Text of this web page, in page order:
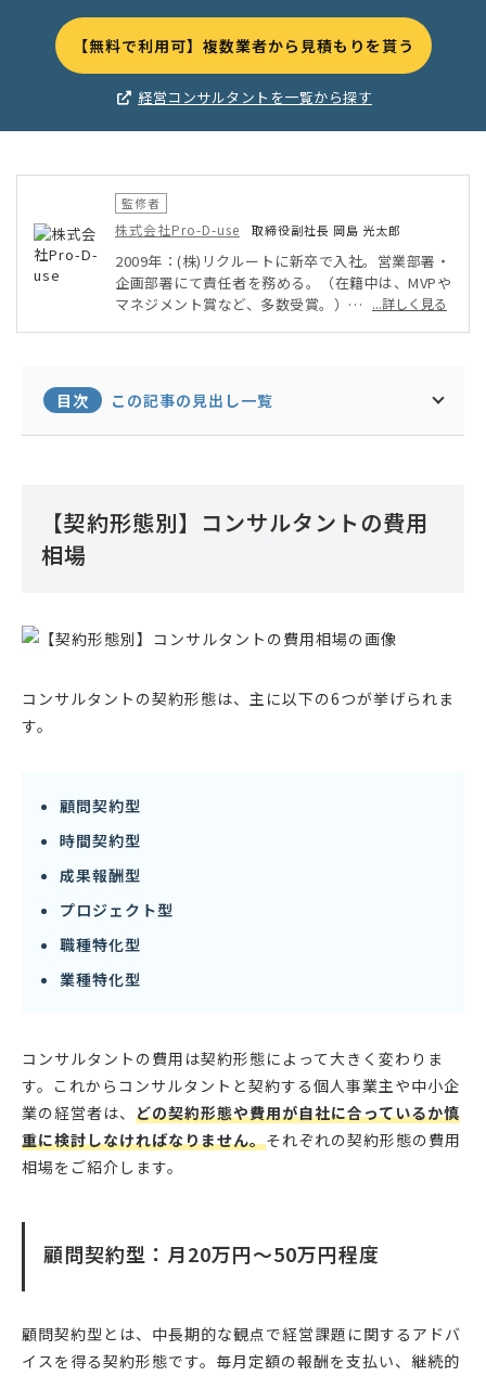
【無料で利用可】複数業者から見積もりを貰う
経営コンサルタントを一覧から探す
監修者
株式会社Pro-D-use 取締役副社長 岡島 光太郎
2009年：(株)リクルートに新卒で入社。営業部署・
企画部署にて責任者を務める。（在籍中は、MVPや
マネジメント賞など、多数受賞。）
2014年：アソビュー(株)に転職。その後、営業責任
者、新規事業責任者、事業企画を歴任。
2015年：(株)Pro-D-useを創業。取締役副社長（現
システムの導入・運用、融資を中心とした資金調
いる。
...詳しく見る
目次 この記事の見出し一覧
【契約形態別】コンサルタントの費用
相場
コンサルタントの契約形態は、主に以下の6つが挙げられま
す。
顧問契約型
時間契約型
成果報酬型
プロジェクト型
職種特化型
業種特化型
コンサルタントの費用は契約形態によって大きく変わりま
す。これからコンサルタントと契約する個人事業主や中小企
業の経営者は、 どの契約形態や費用が自社に合っているか慎
重に検討しなければなりません。それぞれの契約形態の費用
相場をご紹介します。
顧問契約型：月20万円〜50万円程度
顧問契約型とは、中長期的な観点で経営課題に関するアドバ
イスを得る契約形態です。毎月定額の報酬を支払い、継続的